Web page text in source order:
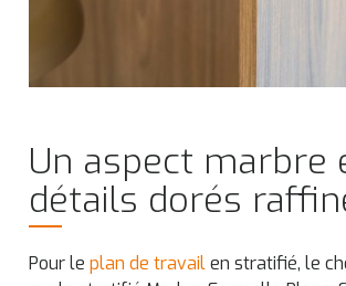
Un aspect marbre
détails dorés
Pour leplan de travailen stratifié, le